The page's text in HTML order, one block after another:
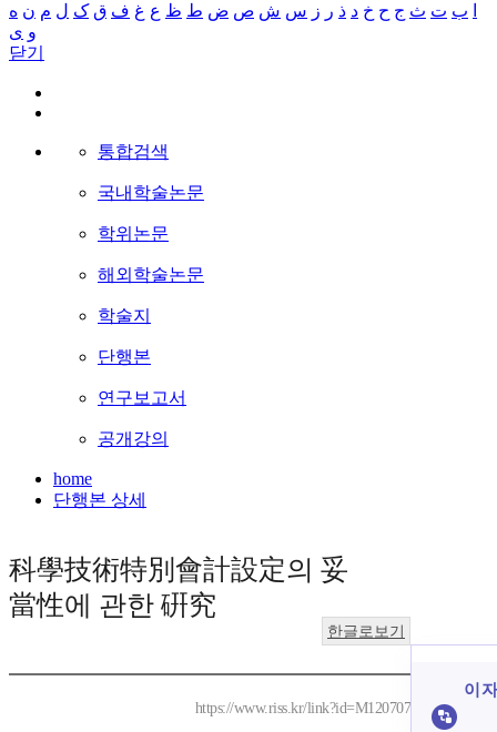
ب ت ث ج ح خ د ذ ر ز س ش ص ض ط ظ ع غ ف ق ک ل م ن ه
و ی
닫기
통합검색
국내학술논문
학위논문
해외학술논문
학술지
단행본
연구보고서
공개강의
home
단행본 상세
科學技術特別會計設定의 妥
當性에 관한 硏究
한글로보기
https://www.riss.kr/link?id=M120707
이